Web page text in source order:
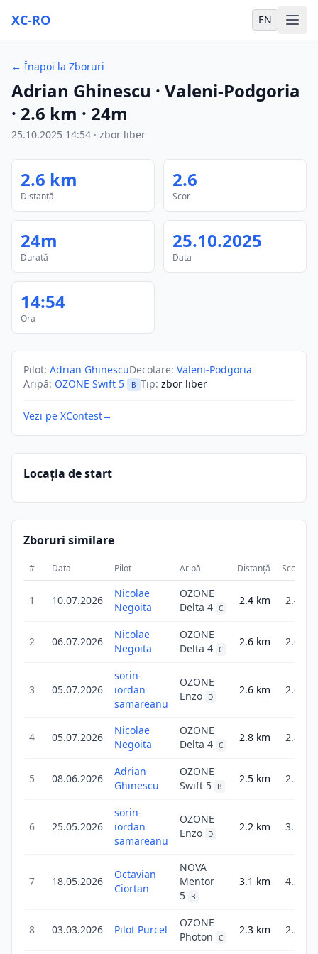
XC-RO EN
← Înapoi la Zboruri
Adrian Ghinescu · Valeni-Podgoria
· 2.6 km · 24m
25.10.2025 14:54 · zbor liber
2.6 km
Distanță
2.6
Scor
24m
Durată
25.10.2025
Data
14:54
Ora
Pilot: Adrian GhinescuDecolare: Valeni-Podgoria
Aripă: OZONE Swift 5 B Tip: zbor liber
Vezi pe XContest→
Locația de start
Zboruri similare
# Data Pilot Aripă Distanță Scor
1 10.07.2026
Nicolae
Negoita
OZONE
Delta 4 C
2.4 km 2.4
2 06.07.2026
Nicolae
Negoita
OZONE
Delta 4 C
2.6 km 2.6
3 05.07.2026
sorin-
iordan
samareanu
OZONE
Enzo
D
2.6 km 2.6
4 05.07.2026
Nicolae
Negoita
OZONE
Delta 4 C
2.8 km 2.8
5 08.06.2026
Adrian
Ghinescu
OZONE
Swift 5
B
2.5 km 2.5
6 25.05.2026
sorin-
iordan
samareanu
OZONE
Enzo
D
2.2 km 3.1
7 18.05.2026
Octavian
Ciortan
NOVA
Mentor
5
B
3.1 km 4.3
8 03.03.2026 Pilot Purcel
OZONE
Photon
C
2.3 km 2.3